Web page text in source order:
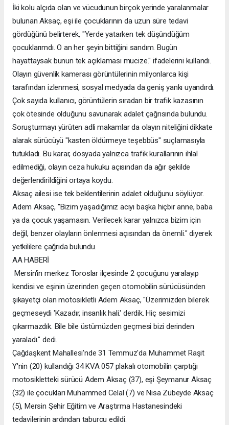
İki kolu alçıda olan ve vücudunun birçok yerinde yaralanmalar
bulunan Aksaç, eşi ile çocuklarının da uzun süre tedavi
gördüğünü belirterek, "Yerde yatarken tek düşündüğüm
çocuklarımdı. O an her şeyin bittiğini sandım. Bugün
hayattaysak bunun tek açıklaması mucize." ifadelerini kullandı.
Olayın güvenlik kamerası görüntülerinin milyonlarca kişi
tarafından izlenmesi, sosyal medyada da geniş yankı uyandırdı.
Çok sayıda kullanıcı, görüntülerin sıradan bir trafik kazasının
çok ötesinde olduğunu savunarak adalet çağrısında bulundu.
Soruşturmayı yürüten adli makamlar da olayın niteliğini dikkate
alarak sürücüyü "kasten öldürmeye teşebbüs" suçlamasıyla
tutukladı. Bu karar, dosyada yalnızca trafik kurallarının ihlal
edilmediği, olayın ceza hukuku açısından da ağır şekilde
değerlendirildiğini ortaya koydu.
Aksaç ailesi ise tek beklentilerinin adalet olduğunu söylüyor.
Adem Aksaç, "Bizim yaşadığımız acıyı başka hiçbir anne, baba
ya da çocuk yaşamasın. Verilecek karar yalnızca bizim için
değil, benzer olayların önlenmesi açısından da önemli." diyerek
yetkililere çağrıda bulundu.
AA HABERİ
Mersin'in merkez Toroslar ilçesinde 2 çocuğunu yaralayıp
kendisi ve eşinin üzerinden geçen otomobilin sürücüsünden
şikayetçi olan motosikletli Adem Aksaç, "Üzerimizden bilerek
geçmeseydi 'Kazadır, insanlık hali.' derdik. Hiç sesimizi
çıkarmazdık. Bile bile üstümüzden geçmesi bizi derinden
yaraladı." dedi.
Çağdaşkent Mahallesi'nde 31 Temmuz'da Muhammet Raşit
Y'nin (20) kullandığı 34 KVA 057 plakalı otomobilin çarptığı
motosikletteki sürücü Adem Aksaç (37), eşi Şeymanur Aksaç
(32) ile çocukları Muhammed Celal (7) ve Nisa Zübeyde Aksaç
(5), Mersin Şehir Eğitim ve Araştırma Hastanesindeki
tedavilerinin ardından taburcu edildi.